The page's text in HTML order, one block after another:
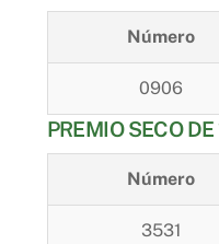
Número
0906
PREMIO SECO
Número
3531